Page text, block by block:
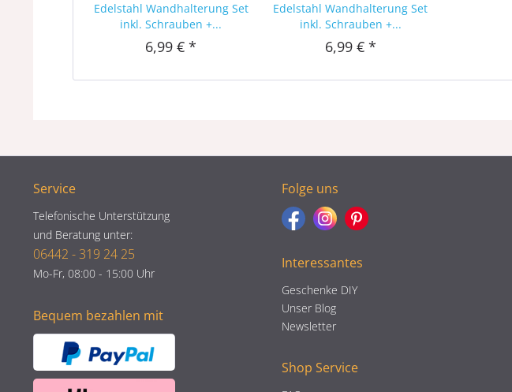
Edelstahl Wandhalterung Set
inkl. Schrauben +...
6,99 € *
Edelstahl Wandhalterung Set
inkl. Schrauben +...
6,99 € *
Service
Telefonische Unterstützung
und Beratung unter:
06442 - 319 24 25
Mo-Fr, 08:00 - 15:00 Uhr
Bequem bezahlen mit
Folge uns
Interessantes
Geschenke DIY
Unser Blog
Newsletter
Shop Service